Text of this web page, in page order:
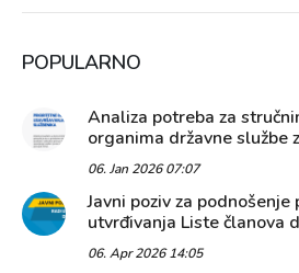
POPULARNO
Analiza potreba za
organima državne službe
06. Jan 2026 07:07
Javni poziv za podnošenje
utvrđivanja Liste članova
06. Apr 2026 14:05